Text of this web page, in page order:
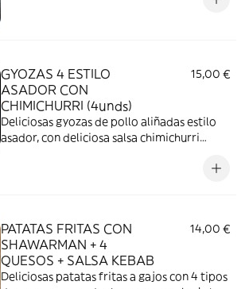
GYOZAS 4 ESTILO
ASADOR CON
CHIMICHURRI (4unds)
15,00 €
Deliciosas gyozas de pollo aliñadas estilo
asador, con deliciosa salsa chimichurri
PATATAS FRITAS CON
SHAWARMAN + 4
QUESOS + SALSA KEBAB
14,00 €
Deliciosas patatas fritas a gajos con 4 tipos